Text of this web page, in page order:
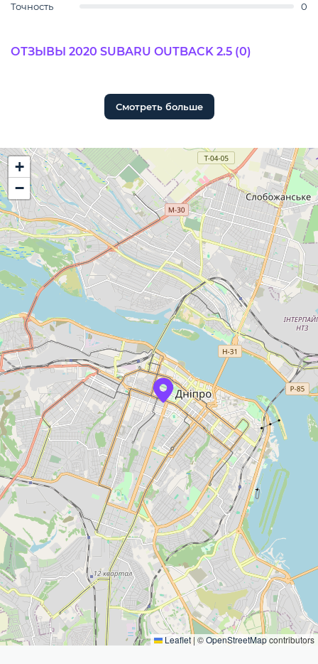
Точность
0
ОТЗЫВЫ 2020 SUBARU OUTBACK 2.5 (0)
Смотреть больше
+
−
Leaflet | ©OpenStreetMapcontributors